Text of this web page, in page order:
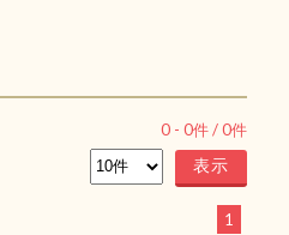
0 - 0件 /0件
1